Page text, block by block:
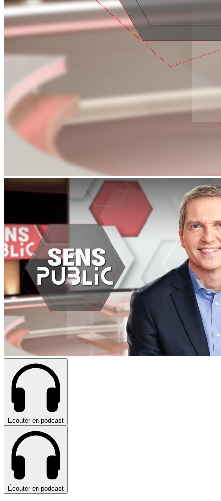
Écouter en podcast
Écouter en podcast